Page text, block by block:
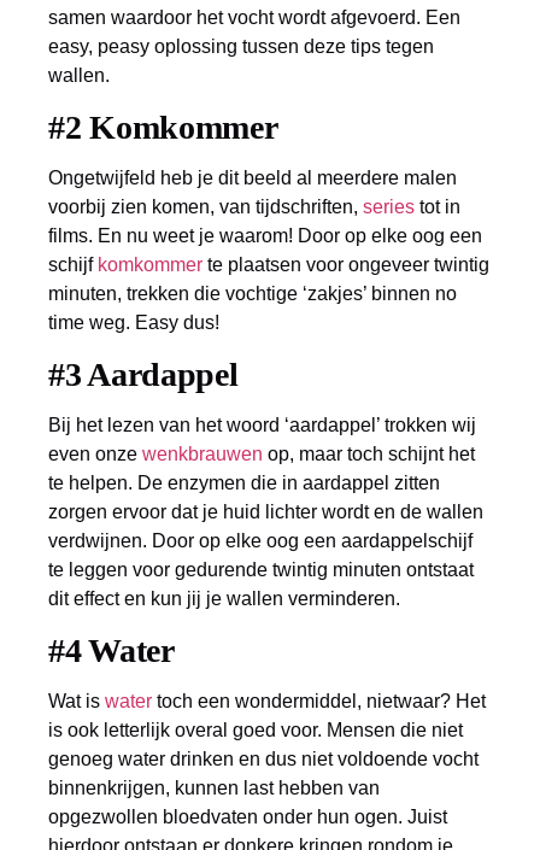
samen waardoor het vocht wordt afgevoerd. Een
easy, peasy oplossing tussen deze tips tegen
wallen.
#2 Komkommer
Ongetwijfeld heb je dit beeld al meerdere malen
voorbij zien komen, van tijdschriften, series tot in
films. En nu weet je waarom! Door op elke oog een
schijf komkommer te plaatsen voor ongeveer twintig
minuten, trekken die vochtige ‘zakjes’ binnen no
time weg. Easy dus!
#3 Aardappel
Bij het lezen van het woord ‘aardappel’ trokken wij
even onze wenkbrauwen op, maar toch schijnt het
te helpen. De enzymen die in aardappel zitten
zorgen ervoor dat je huid lichter wordt en de wallen
verdwijnen. Door op elke oog een aardappelschijf
te leggen voor gedurende twintig minuten ontstaat
dit effect en kun jij je wallen verminderen.
#4 Water
Wat is water toch een wondermiddel, nietwaar? Het
is ook letterlijk overal goed voor. Mensen die niet
genoeg water drinken en dus niet voldoende vocht
binnenkrijgen, kunnen last hebben van
opgezwollen bloedvaten onder hun ogen. Juist
hierdoor ontstaan er donkere kringen rondom je